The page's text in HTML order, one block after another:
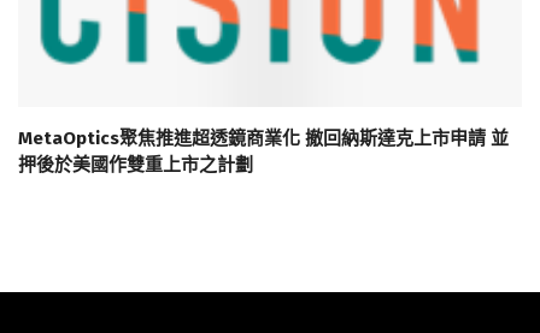
MetaOptics聚焦推進超透鏡商業化 撤回納斯達克上市申請 並
押後於美國作雙重上市之計劃